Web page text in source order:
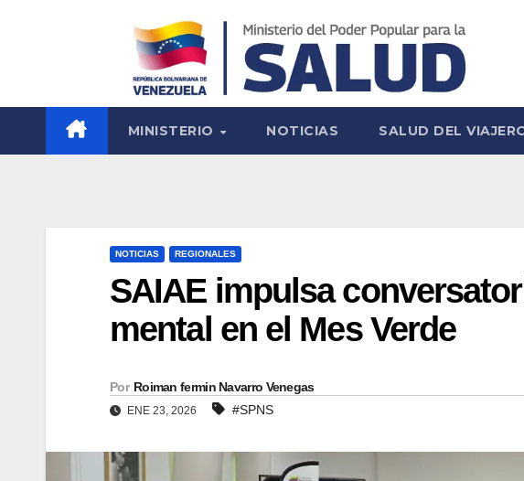
MINISTERIO NOTICIAS SALUD DEL
NOTICIAS REGIONALES
SAIAE impulsa
mental en el Mes Verde
Por Roiman fermin Navarro Venegas
ENE 23, 2026 #SPNS